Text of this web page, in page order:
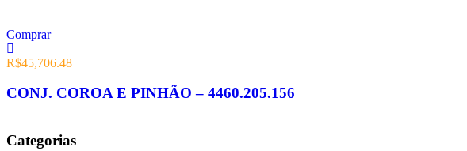
Comprar
R$45,706.48
CONJ. COROA E PINHÃO – 4460.205.156
Categorias